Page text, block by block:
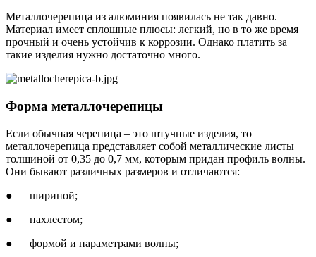
Металлочерепица из алюминия появилась не так давно.
Материал имеет сплошные плюсы: легкий, но в то же время
прочный и очень устойчив к коррозии. Однако платить за
такие изделия нужно достаточно много.
Форма металлочерепицы
Если обычная черепица – это штучные изделия, то
металлочерепица представляет собой металлические листы
толщиной от 0,35 до 0,7 мм, которым придан профиль волны.
Они бывают различных размеров и отличаются:
● шириной;
● нахлестом;
● формой и параметрами волны;